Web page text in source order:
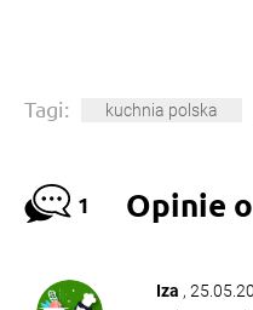
Tagi: kuchnia polska
1 Opinie
Iza ,